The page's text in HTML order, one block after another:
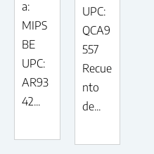
a:
MIPS
BE
UPC:
AR93
42...
UPC:
QCA9
557
Recue
nto
de...